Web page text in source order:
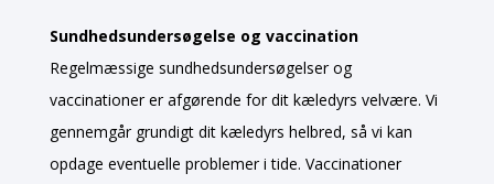
Sundhedsundersøgelse og vaccination
Regelmæssige sundhedsundersøgelser og
vaccinationer er afgørende for dit kæledyrs velvære. Vi
gennemgår grundigt dit kæledyrs helbred, så vi kan
opdage eventuelle problemer i tide. Vaccinationer